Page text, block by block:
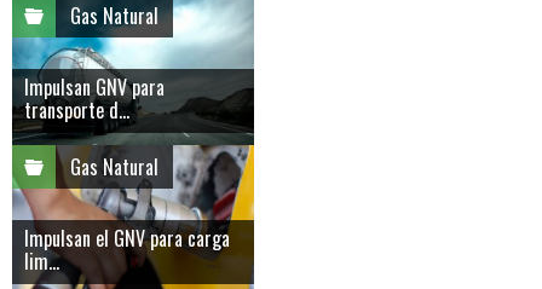
Gas Natural
Impulsan GNV para
transporte d...
Gas Natural
Impulsan el GNV para carga
lim...